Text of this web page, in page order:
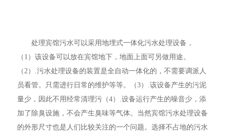
处理宾馆污水可以采用地埋式一体化污水处理设备，
（1）该设备可以放在宾馆地下，地面上面可另做用途。
（2）.污水处理设备的装置是全自动一体化的，不需要调派人
员看管。只需进行日常的维护等等。（3）.该设备产生的污泥
量少，因此不用经常清理污（4）.设备运行产生的噪音少，添
加了除臭设施，不会产生臭味等气体。当然宾馆污水处理设备
的外形尺寸也是人们比较关注的一个问题。选择不占地的污水